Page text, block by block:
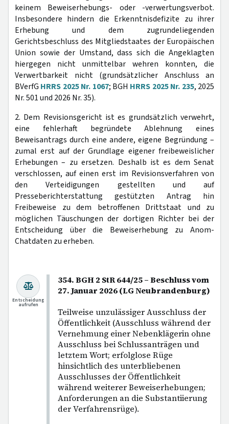
keinem Beweiserhebungs- oder -verwertungsverbot.
Insbesondere hindern die Erkenntnisdefizite zu ihrer
Erhebung und dem zugrundeliegenden
Gerichtsbeschluss des Mitgliedstaates der Europäischen
Union sowie der Umstand, dass sich die Angeklagten
hiergegen nicht unmittelbar wehren konnten, die
Verwertbarkeit nicht (grundsätzlicher Anschluss an
BVerfG HRRS 2025 Nr. 1067; BGH HRRS 2025 Nr. 235, 2025
Nr. 501 und 2026 Nr. 35).
2. Dem Revisionsgericht ist es grundsätzlich verwehrt,
eine fehlerhaft begründete Ablehnung eines
Beweisantrags durch eine andere, eigene Begründung –
zumal erst auf der Grundlage eigener freibeweislicher
Erhebungen – zu ersetzen. Deshalb ist es dem Senat
verschlossen, auf einen erst im Revisionsverfahren von
den Verteidigungen gestellten und auf
Presseberichterstattung gestützten Antrag hin
Freibeweise zu dem betroffenen Drittstaat und zu
möglichen Täuschungen der dortigen Richter bei der
Entscheidung über die Beweiserhebung zu Anom-
Chatdaten zu erheben.
354. BGH 2 StR 644/25 – Beschluss vom
27. Januar 2026 (LG Neubrandenburg)
Teilweise unzulässiger Ausschluss der
Öffentlichkeit (Ausschluss während der
Vernehmung einer Nebenklägerin ohne
Ausschluss bei Schlussanträgen und
letztem Wort; erfolglose Rüge
hinsichtlich des unterbliebenen
Ausschlusses der Öffentlichkeit
während weiterer Beweiserhebungen;
Anforderungen an die Substantiierung
der Verfahrensrüge).
Entscheidung
aufrufen